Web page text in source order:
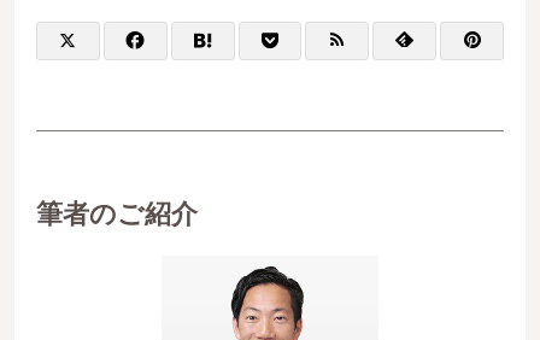
筆者のご紹介